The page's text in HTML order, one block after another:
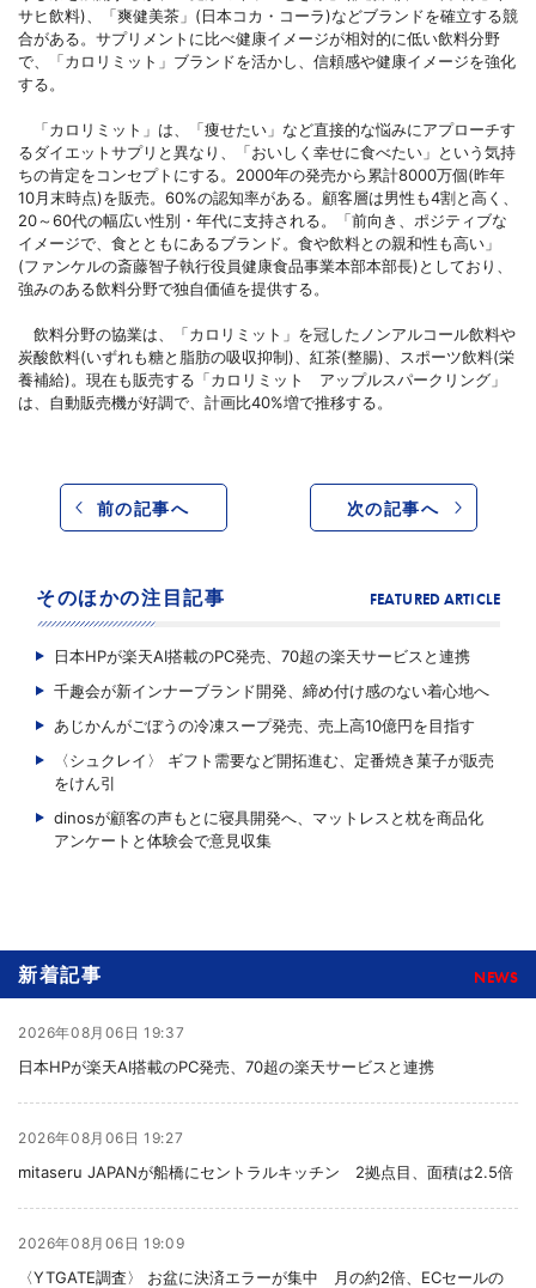
サヒ飲料)、「爽健美茶」(日本コカ・コーラ)などブランドを確立する競
合がある。サプリメントに比べ健康イメージが相対的に低い飲料分野
で、「カロリミット」ブランドを活かし、信頼感や健康イメージを強化
する。
「カロリミット」は、「痩せたい」など直接的な悩みにアプローチす
るダイエットサプリと異なり、「おいしく幸せに食べたい」という気持
ちの肯定をコンセプトにする。2000年の発売から累計8000万個(昨年
10月末時点)を販売。60%の認知率がある。顧客層は男性も4割と高く、
20～60代の幅広い性別・年代に支持される。「前向き、ポジティブな
イメージで、食とともにあるブランド。食や飲料との親和性も高い」
(ファンケルの斎藤智子執行役員健康食品事業本部本部長)としており、
強みのある飲料分野で独自価値を提供する。
飲料分野の協業は、「カロリミット」を冠したノンアルコール飲料や
炭酸飲料(いずれも糖と脂肪の吸収抑制)、紅茶(整腸)、スポーツ飲料(栄
養補給)。現在も販売する「カロリミット アップルスパークリング」
は、自動販売機が好調で、計画比40%増で推移する。
前の記事へ 次の記事へ
そのほかの注目記事 FEATURED ARTICLE
日本HPが楽天AI搭載のPC発売、70超の楽天サービスと連携
千趣会が新インナーブランド開発、締め付け感のない着心地へ
あじかんがごぼうの冷凍スープ発売、売上高10億円を目指す
〈シュクレイ〉 ギフト需要など開拓進む、定番焼き菓子が販売
をけん引
dinosが顧客の声もとに寝具開発へ、マットレスと枕を商品化
アンケートと体験会で意見収集
新着記事 NEWS
2026年08月06日 19:37
日本HPが楽天AI搭載のPC発売、70超の楽天サービスと連携
2026年08月06日 19:27
mitaseru JAPANが船橋にセントラルキッチン 2拠点目、面積は2.5倍
2026年08月06日 19:09
〈YTGATE調査〉 お盆に決済エラーが集中 月の約2倍、ECセールの